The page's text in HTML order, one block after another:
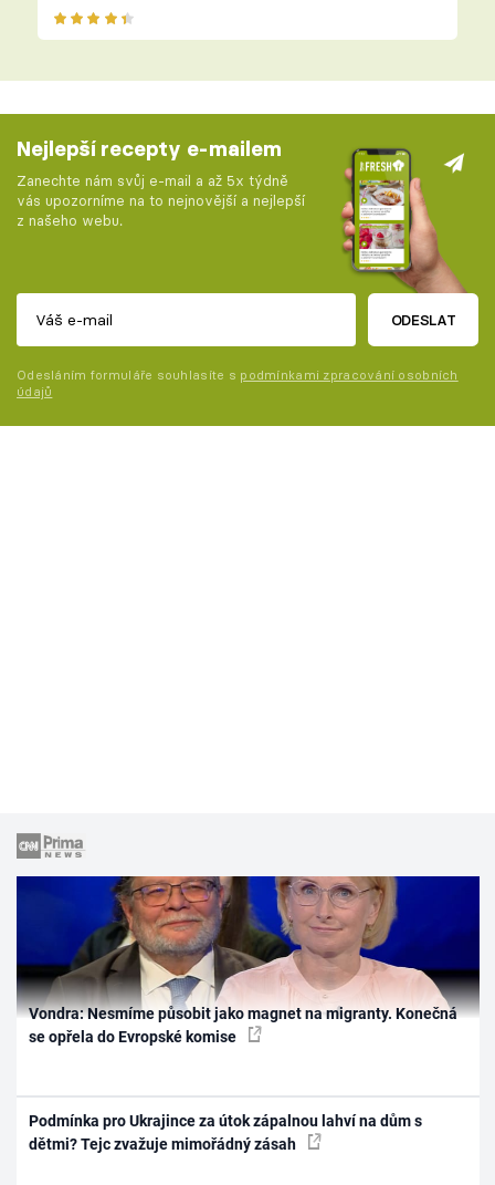
Nejlepší recepty e-mailem
Zanechte nám svůj e-mail a až 5x týdně
vás upozorníme na to nejnovější a nejlepší
z našeho webu.
ODESLAT
Odesláním formuláře souhlasíte s podmínkami zpracování osobních
údajů
Vondra: Nesmíme působit jako magnet na migranty. Konečná
se opřela do Evropské komise
Podmínka pro Ukrajince za útok zápalnou lahví na dům s
dětmi? Tejc zvažuje mimořádný zásah